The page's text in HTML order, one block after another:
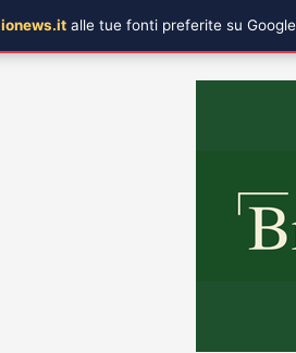
alle tue fonti preferite su